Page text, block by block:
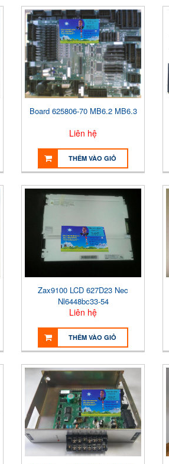
Board 625806-70 MB6.2 MB6.3
Liên hệ
THÊM VÀO GIỎ
Zax9100 LCD 627D23 Nec
Nl6448bc33-54
Liên hệ
THÊM VÀO GIỎ